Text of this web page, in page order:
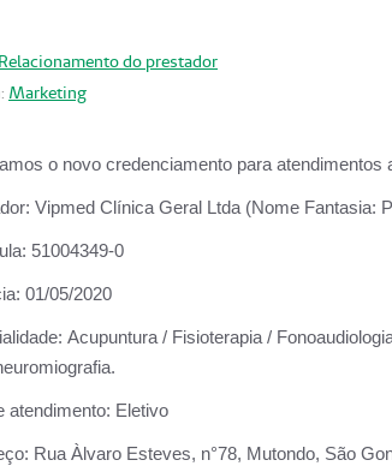
Relacionamento do prestador
Marketing
o novo credenciamento para atendimentos
Vipmed Clínica Geral Ltda (Nome Fantasia:
51004349-0
01/05/2020
Acupuntura / Fisioterapia /
atendimento: Eletivo
Rua Àlvaro Esteves, n°78, Mutondo, São